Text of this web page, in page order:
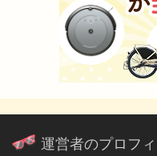
運営者のプロフ